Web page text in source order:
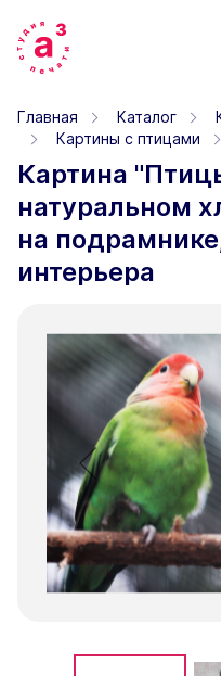
Главная Каталог
Картины с птицами
Картина
натуральном
на
интерьера